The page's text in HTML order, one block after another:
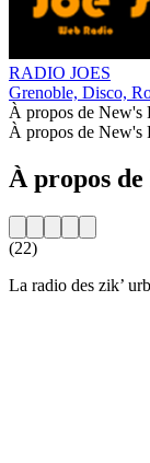
RADIO JOES
Grenoble, Disco,
À propos de New's
À propos de New's
À propos
(22)
La radio des zik’